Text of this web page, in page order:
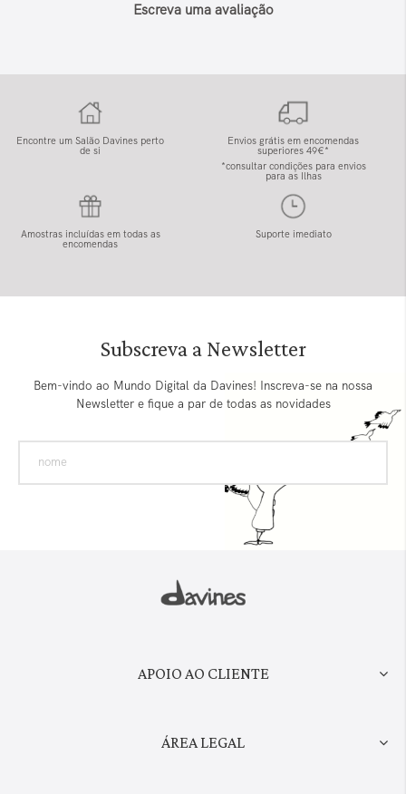
Escreva uma avaliação
Encontre um Salão Davines perto
de si
Envios grátis em encomendas
superiores 49€*
*consultar condições para envios
para as Ilhas
Amostras incluídas em todas as
encomendas
Suporte imediato
Subscreva a Newsletter
Bem-vindo ao Mundo Digital da Davines! Inscreva-se na nossa
Newsletter e fique a par de todas as novidades
APOIO AO CLIENTE
ÁREA LEGAL